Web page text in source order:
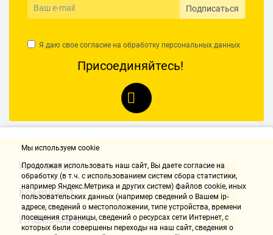
Подписаться
Я даю свое согласие на обработку персональных данных
Присоединяйтесь!
Контакты
Компания
Информация
Мы используем cookie
Продолжая использовать наш cайт, Вы даете согласие на
обработку (в т.ч. с использованием систем сбора статистики,
например Яндекс.Метрика и других систем) файлов cookie, иных
пользовательских данных (например сведений о Вашем ip-
адресе, сведений о местоположении, типе устройства, времени
посещения страницы, сведений о ресурсах сети Интернет, с
которых были совершены переходы на наш сайт, сведения о